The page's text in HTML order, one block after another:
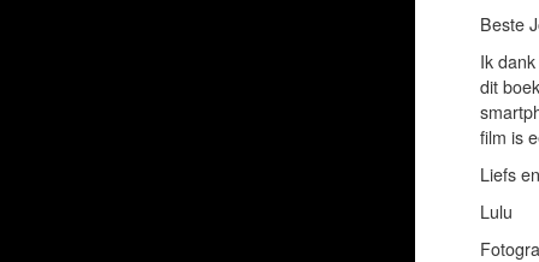
Beste
Ik
dit
film is
Liefs
Lulu